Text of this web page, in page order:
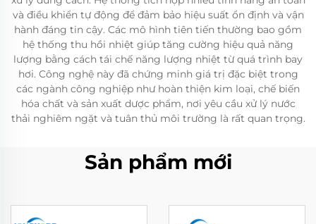
và điều khiển tự động để đảm bảo hiệu suất ổn định và vận
hành đáng tin cậy. Các mô hình tiên tiến thường bao gồm
hệ thống thu hồi nhiệt giúp tăng cường hiệu quả năng
lượng bằng cách tái chế năng lượng nhiệt từ quá trình bay
hơi. Công nghệ này đã chứng minh giá trị đặc biệt trong
các ngành công nghiệp như hoàn thiện kim loại, chế biến
hóa chất và sản xuất dược phẩm, nơi yêu cầu xử lý nước
thải nghiêm ngặt và tuân thủ môi trường là rất quan trọng.
Sản phẩm mới